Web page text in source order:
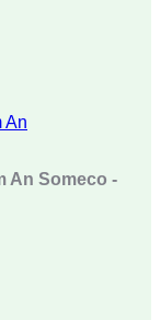
An
An Someco -